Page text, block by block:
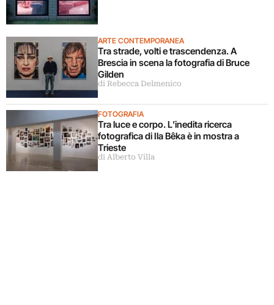
ARTE CONTEMPORANEA
Tra strade, volti e trascendenza. A
Brescia in scena la fotografia di Bruce
Gilden
di Rebecca Delmenico
FOTOGRAFIA
Tra luce e corpo. L’inedita ricerca
fotografica di Ila Bêka è in mostra a
Trieste
di Alberto Villa